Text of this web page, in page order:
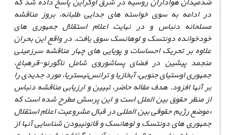
در ادامه به‏ سوی خواسته ‏های جدایی ‏طلبانه، بروز مناقشه
مسلحانه دنباس و در نهایت اعلام استقلال جمهوری‏ های
خودخوانده دونتسک و لوهانسک سوق ‏یافت. در واقع این بحران
علاوه بر تحریک احساسات و پویایی‏ های چهار مناقشه سرزمینی
منجمد پیشین در فضای پساشوروی شامل ناگورنو-قره‏باغ،
جمهوری اوستیای جنوبی، آبخازیا و ترانس‌نیستریا، مورد جدیدی را
بر آنها افزود. هدف مقاله حاضر، تبیین و ارزیابی مناقشه دنباس
از منظر حقوق بین ‏الملل است و این پرسش مطرح شده ‏است که
«موضع رژیم حقوقی بین ‏المللی در قبال مشروعیت اعلام استقلال
جمهوری‏ های دونتسک و لوهانسک و قانونی‏بودن شناسایی آنها از